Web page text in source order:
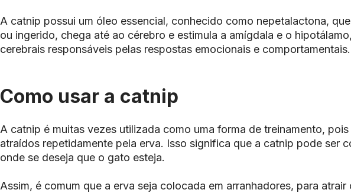
A catnip possui um óleo essencial, conhecido como nepetalactona,
ou ingerido, chega até ao cérebro e estimula a amígdala e o
cerebrais responsáveis pelas respostas emocionais e comportamentais.
Como usar a catnip
A catnip é muitas vezes utilizada como uma forma de treinamento,
atraídos repetidamente pela erva. Isso significa que a catnip pode ser
onde se deseja que o gato esteja.
Assim, é comum que a erva seja colocada em arranhadores, para